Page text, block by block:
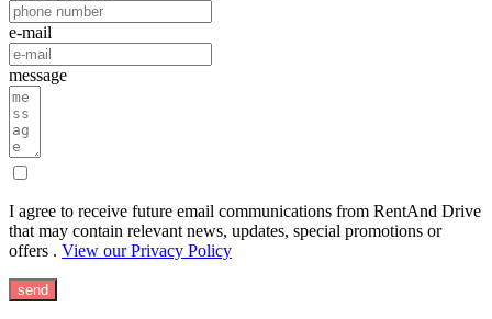
e-mail
message
I agree to receive future email communications from RentAnd Drive
that may contain relevant news, updates, special promotions or
offers . View our Privacy Policy
send